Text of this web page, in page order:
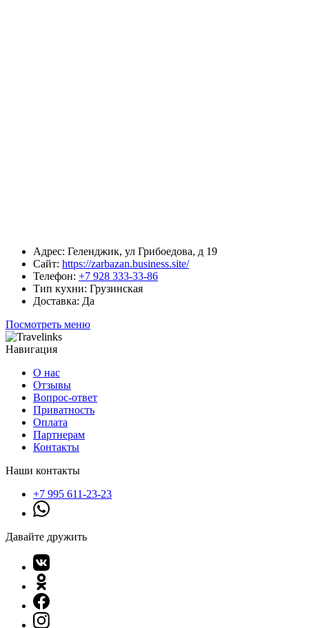
Адрес: Геленджик, ул Грибоедова, д 19
Сайт: https://zarbazan.business.site/
Телефон: +7 928 333-33-86
Тип кухни: Грузинская
Доставка: Да
Посмотреть меню
Навигация
О нас
Отзывы
Вопрос-ответ
Приватность
Оплата
Партнерам
Контакты
Наши контакты
+7 995 611-23-23
Давайте дружить